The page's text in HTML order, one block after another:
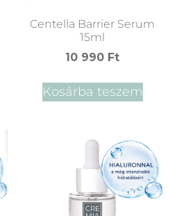
Centella Barrier Serum
15ml
10 990 Ft
Kosárba teszem